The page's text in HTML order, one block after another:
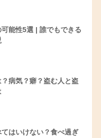
能性5選 | 誰でもできる
病気？癖？盗む人と盗
はいけない？食べ過ぎ